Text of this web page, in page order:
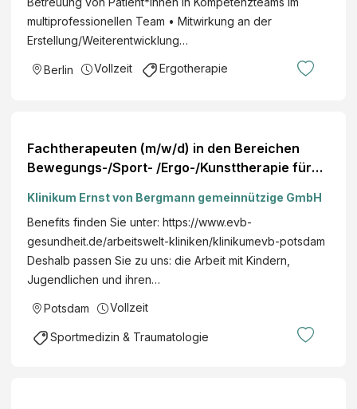
multiprofessionellen Team • Mitwirkung an der
Erstellung/Weiterentwicklung…
Berlin Vollzeit Ergotherapie
Fachtherapeuten (m/w/d) in den Bereichen
Bewegungs-/Sport- /Ergo-/Kunsttherapie für
Klinikum Ernst von Bergmann gemeinnützige GmbH
Benefits finden Sie unter: https://www.evb-
gesundheit.de/arbeitswelt-kliniken/klinikumevb-potsdam
Deshalb passen Sie zu uns: die Arbeit mit Kindern,
Jugendlichen und ihren…
Potsdam Vollzeit
Sportmedizin & Traumatologie